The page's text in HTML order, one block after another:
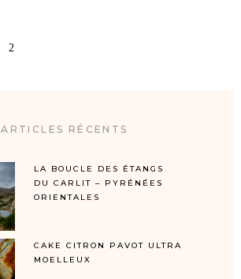
2
ARTICLES RÉCENTS
LA BOUCLE DES ÉTANGS
DU CARLIT – PYRÉNÉES
ORIENTALES
CAKE CITRON PAVOT ULTRA
MOELLEUX